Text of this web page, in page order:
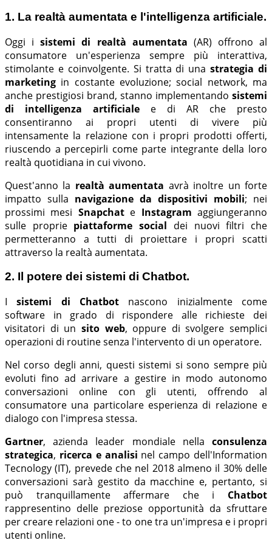
1. La realtà aumentata e l'intelligenza artificiale.
Oggi isistemi di realtà aumentata (AR) offrono al
consumatore un'esperienza sempre più interattiva,
stimolante e coinvolgente. Si tratta di unastrategia di
marketing in costante evoluzione; social network, ma
anche prestigiosi brand, stanno implementando sistemi
di intelligenza artificiale e di AR che presto
consentiranno ai propri utenti di vivere più
intensamente la relazione con i propri prodotti offerti,
riuscendo a percepirli come parte integrante della loro
realtà quotidiana in cui vivono.
Quest'anno la realtà aumentata avrà inoltre un forte
impatto sulla navigazione da dispositivi mobili; nei
prossimi mesi Snapchate Instagram aggiungeranno
sulle proprie piattaforme social dei nuovi filtri che
permetteranno a tutti di proiettare i propri scatti
attraverso la realtà aumentata.
2. Il potere dei sistemi di Chatbot.
Isistemi di Chatbot nascono inizialmente come
software in grado di rispondere alle richieste dei
visitatori di un sito web, oppure di svolgere semplici
operazioni di routine senza l'intervento di un operatore.
Nel corso degli anni, questi sistemi si sono sempre più
evoluti fino ad arrivare a gestire in modo autonomo
conversazioni online con gli utenti, offrendo al
consumatore una particolare esperienza di relazione e
dialogo con l'impresa stessa.
Gartner, azienda leader mondiale nella consulenza
strategica, ricerca e analisi nel campo dell'Information
Tecnology (IT), prevede che nel 2018 almeno il 30% delle
conversazioni sarà gestito da macchine e, pertanto, si
può tranquillamente affermare che i Chatbot
rappresentino delle preziose opportunità da sfruttare
per creare relazioni one - to one tra un'impresa e i propri
utenti online.